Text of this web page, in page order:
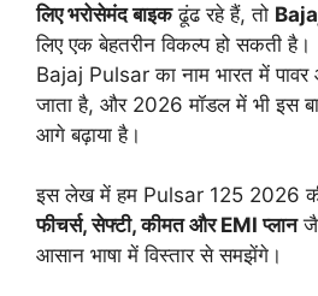
लिए भरोसेमंद बाइकढूंढ रहे हैं, तो
लिए एक बेहतरीन विकल्प हो सकती है।
Bajaj Pulsar का नाम भारत में
जाता है, और 2026 मॉडल में भी इस
आगे बढ़ाया है।
इस लेख में हम Pulsar 125 2026
फीचर्स, सेफ्टी, कीमत और EMI प्लान
आसान भाषा में विस्तार से समझेंगे।